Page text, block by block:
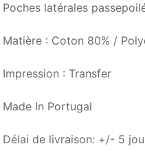
Poches latérales
Matière : Coton 80% /
Impression : Transfer
Made In Portugal
Délai de livraison: +/- 5